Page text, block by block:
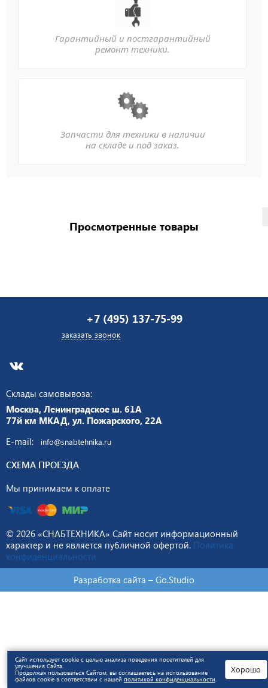
Сайт использует cookie с целью анализа поведения посетителей для
улучшения Сайта.
Продолжая пользоваться Сайтом, вы соглашаетесь на использование
файлов cookie в соответствии с нашей политикой конфиденциальности.
Хорошо
Гарантийный и постгарантийный
ремонт техники.
Запчасти для техники в наличии
на складе и под заказ.
Просмотренные товары
+7 (495) 137-75-99
заказать звонок
Склады самовывоза:
Москва, Ленинградское ш. 61А
77й км МКАД, ул. Пожарского, 22А
E-mail:
info@snabtehnika.ru
СХЕМА ПРОЕЗДА
Мы принимаем к оплате
© 2026 «СНАБТЕХНИКА» Сайт носит информационный
характер и не является публичной офертой. Политика
конфиденциальности
Разработка сайта – Go.Studio